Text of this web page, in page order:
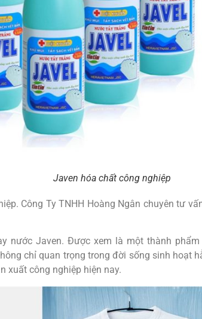
Javen hóa chất công nghiệp
Công Ty TNHH Hoàng Ngân chuyên tư
nước Javen. Được xem là một thành
chỉ quan trọng trong đời sống sinh hoạt
xuất công nghiệp hiện nay.